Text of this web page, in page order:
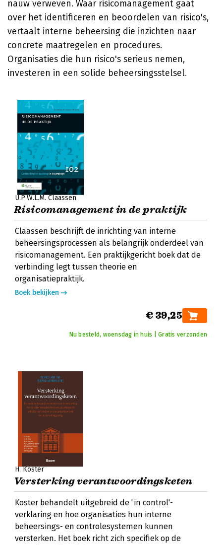
nauw verweven. Waar risicomanagement gaat
over het identificeren en beoordelen van risico's,
vertaalt interne beheersing die inzichten naar
concrete maatregelen en procedures.
Organisaties die hun risico's serieus nemen,
investeren in een solide beheersingsstelsel.
U.P.W.L.M. Claassen
Risicomanagement in de praktijk
Claassen beschrijft de inrichting van interne
beheersingsprocessen als belangrijk onderdeel van
risicomanagement. Een praktijkgericht boek dat de
verbinding legt tussen theorie en
organisatiepraktijk.
Boek bekijken
€ 39,25
Nu besteld, woensdag in huis | Gratis verzonden
H. Koster
Versterking verantwoordingsketen
Koster behandelt uitgebreid de 'in control'-
verklaring en hoe organisaties hun interne
beheersings- en controlesystemen kunnen
versterken. Het boek richt zich specifiek op de